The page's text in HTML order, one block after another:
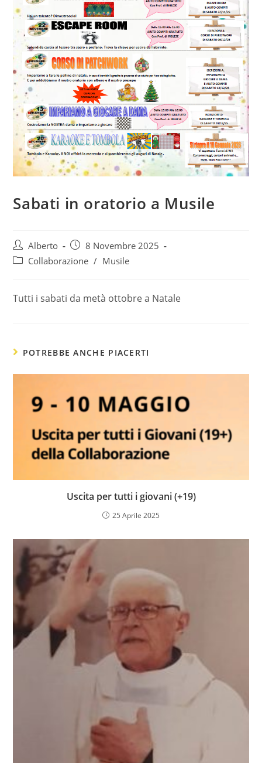
Sabati in oratorio a Musile
Autore
dell'articolo:
Alberto
Articolo
pubblicato:
8 Novembre 2025
Categoria
Collaborazione / Musile
Tutti i sabati da metà ottobre a Natale
POTREBBE ANCHE PIACERTI
Uscita per tutti i giovani (+19)
25 Aprile 2025